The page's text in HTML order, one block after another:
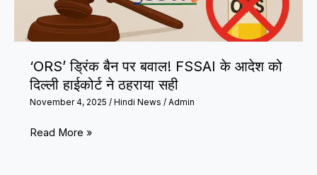
“25
लाख
वोट
चोरी”,
आड़े
‘H-
‘ORS’ ड्रिंक बैन पर बवाल! FSSAI के आदेश को
दिल्ली हाईकोर्ट ने ठहराया सही
November 4, 2025 / Hindi News / Admin
‘ORS’
Read More »